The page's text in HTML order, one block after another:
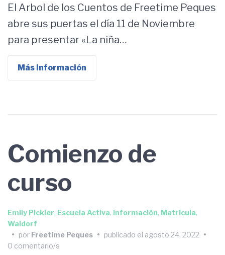
El Arbol de los Cuentos de Freetime Peques
abre sus puertas el día 11 de Noviembre
para presentar «La niña…
Más Información
Comienzo de
curso
Emily Pickler, Escuela Activa, Información, Matrícula,
Waldorf
• por Freetime Peques • publicado el agosto 24, 2022 •
0 comentario/s